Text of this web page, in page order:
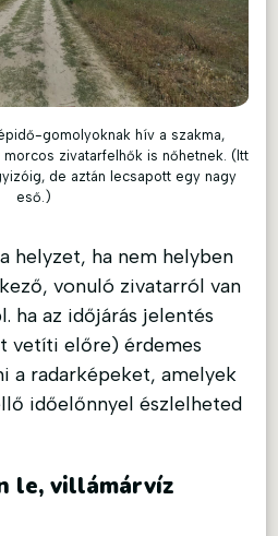
gomolyoknak hív a szakma,
zivatarfelhők is nőhetnek. (Itt
de aztán lecsapott egy nagy
eső.)
helyzet, ha nem helyben
vonuló zivatarról van
ha az időjárás jelentés
vetíti előre) érdemes
a radarképeket, amelyek
időelőnnyel észlelheted
le, villámárvíz